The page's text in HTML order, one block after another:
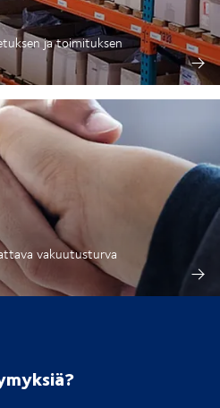
ja toimituksen
vakuutusturva